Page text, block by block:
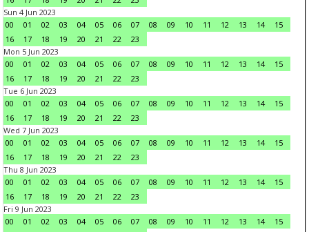
Sun 4 Jun 2023
00
01 02 03 04 05 06 07 08 09 10 11 12 13 14
15
16
17 18 19 20 21 22
23
Mon 5 Jun 2023
00
01 02 03 04 05 06 07 08 09 10 11 12 13 14
15
16
17 18 19 20 21 22
23
Tue 6 Jun 2023
00
01 02 03 04 05 06 07 08 09 10 11 12 13 14
15
16
17 18 19 20 21 22
23
Wed 7 Jun 2023
00
01 02 03 04 05 06 07 08 09 10 11 12 13 14
15
16
17 18 19 20 21 22
23
Thu 8 Jun 2023
00
01 02 03 04 05 06 07 08 09 10 11 12 13 14
15
16
17 18 19 20 21 22
23
Fri 9 Jun 2023
00
01 02 03 04 05 06 07 08 09 10 11 12 13 14
15